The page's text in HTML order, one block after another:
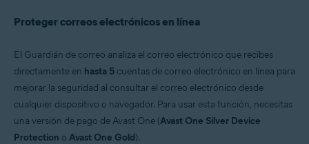
Proteger correos electrónicos en línea
El Guardián de correo analiza el correo electrónico que recibes
directamente en hasta 5 cuentas de correo electrónico en línea para
mejorar la seguridad al consultar el correo electrónico desde
cualquier dispositivo o navegador. Para usar esta función, necesitas
una versión de pago de Avast One (Avast One Silver Device
Protection o Avast One Gold).